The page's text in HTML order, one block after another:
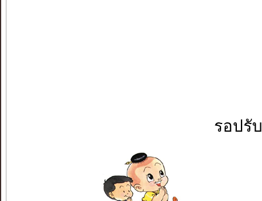
รอปรั